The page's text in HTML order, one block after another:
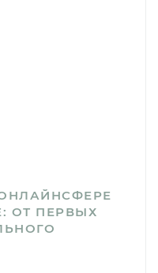
ОТ ПЕРВЫХ